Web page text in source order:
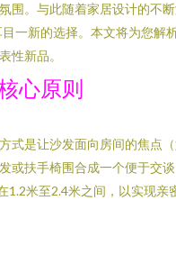
围。与此随着家居设计的不
一新的选择。本文将为您解
性新品。
心原则
式是让沙发面向房间的焦点
或扶手椅围合成一个便于交谈
1.2米至2.4米之间，以实现亲